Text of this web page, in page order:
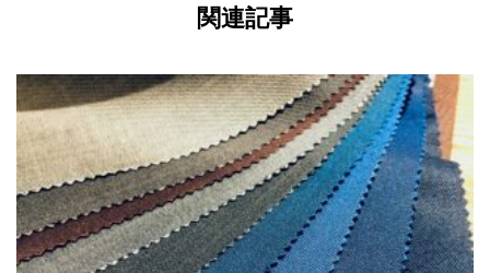
関連記事